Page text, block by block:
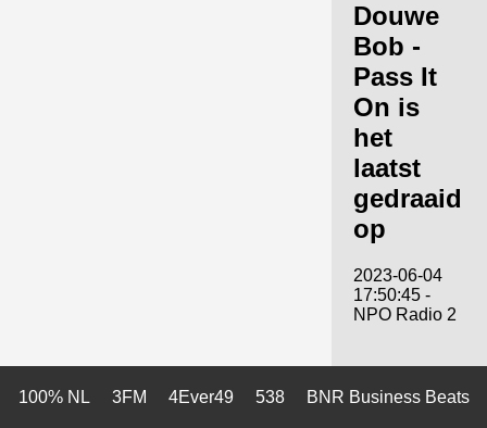
Douwe
Bob -
Pass It
On is
het
laatst
gedraaid
op
2023-06-04
17:50:45 -
NPO Radio 2
100% NL 3FM 4Ever49 538 BNR Business Beats